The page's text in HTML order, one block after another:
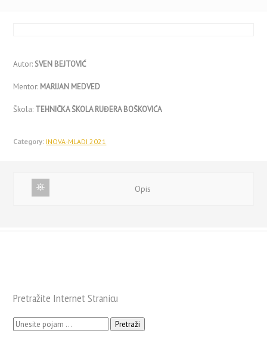
Autor: SVEN BEJTOVIĆ
Mentor: MARIJAN MEDVED
Škola: TEHNIČKA ŠKOLA RUĐERA BOŠKOVIĆA
Category: INOVA-MLADI 2021
Opis
Pretražite Internet Stranicu
Pretraži: